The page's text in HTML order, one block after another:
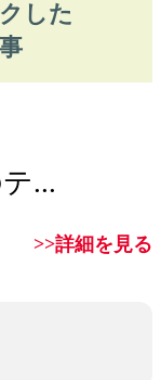
した
...
>>詳細を見る